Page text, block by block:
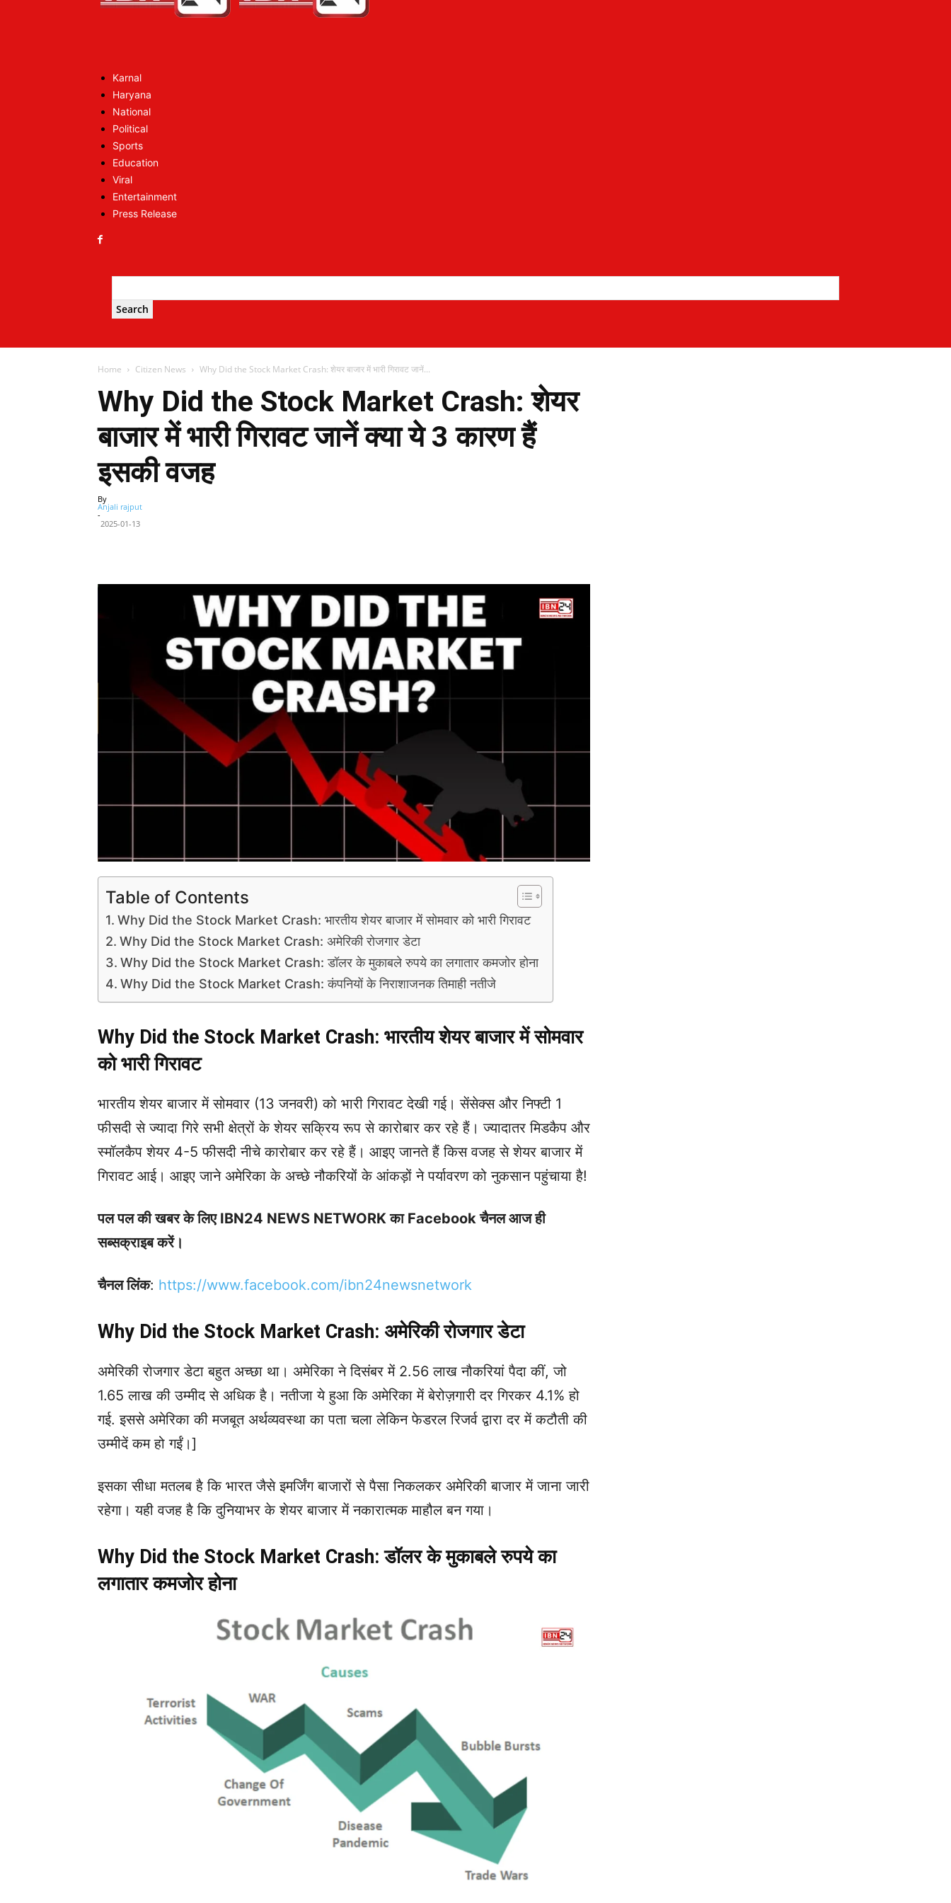
Karnal
Haryana
National
Political
Sports
Education
Viral
Entertainment
Press Release
Home Citizen News Why Did the Stock Market Crash: शेयर बाजार में भारी गिरावट जानें...
Why Did the Stock Market Crash: शेयर
बाजार में भारी गिरावट जानें क्या ये 3 कारण हैं
इसकी वजह
By
Anjali rajput
-
2025-01-13
Table of Contents
Why Did the Stock Market Crash: भारतीय शेयर बाजार में सोमवार को भारी गिरावट
Why Did the Stock Market Crash: अमेरिकी रोजगार डेटा
Why Did the Stock Market Crash: डॉलर के मुकाबले रुपये का लगातार कमजोर होना
Why Did the Stock Market Crash: कंपनियों के निराशाजनक तिमाही नतीजे
Why Did the Stock Market Crash: भारतीय शेयर बाजार में सोमवार
को भारी गिरावट
भारतीय शेयर बाजार में सोमवार (13 जनवरी) को भारी गिरावट देखी गई। सेंसेक्स और निफ्टी 1
फीसदी से ज्यादा गिरे सभी क्षेत्रों के शेयर सक्रिय रूप से कारोबार कर रहे हैं। ज्यादातर मिडकैप और
स्मॉलकैप शेयर 4-5 फीसदी नीचे कारोबार कर रहे हैं। आइए जानते हैं किस वजह से शेयर बाजार में
गिरावट आई। आइए जाने अमेरिका के अच्छे नौकरियों के आंकड़ों ने पर्यावरण को नुकसान पहुंचाया है!
पल पल की खबर के लिए IBN24 NEWS NETWORK का Facebook चैनल आज ही
सब्सक्राइब करें।
चैनल लिंक: https://www.facebook.com/ibn24newsnetwork
Why Did the Stock Market Crash: अमेरिकी रोजगार डेटा
अमेरिकी रोजगार डेटा बहुत अच्छा था। अमेरिका ने दिसंबर में 2.56 लाख नौकरियां पैदा कीं, जो
1.65 लाख की उम्मीद से अधिक है। नतीजा ये हुआ कि अमेरिका में बेरोज़गारी दर गिरकर 4.1% हो
गई. इससे अमेरिका की मजबूत अर्थव्यवस्था का पता चला लेकिन फेडरल रिजर्व द्वारा दर में कटौती की
उम्मीदें कम हो गईं।]
इसका सीधा मतलब है कि भारत जैसे इमर्जिंग बाजारों से पैसा निकलकर अमेरिकी बाजार में जाना जारी
रहेगा। यही वजह है कि दुनियाभर के शेयर बाजार में नकारात्मक माहौल बन गया।
Why Did the Stock Market Crash: डॉलर के मुकाबले रुपये का
लगातार कमजोर होना